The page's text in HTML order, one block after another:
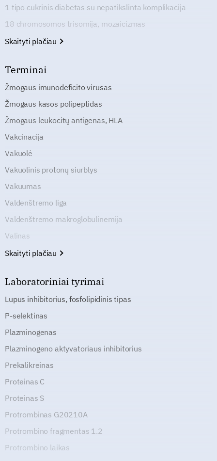
1 tipo cukrinis diabetas su nepatikslinta komplikacija
18 chromosomos trisomija, mozaicizmas
Skaityti plačiau
Terminai
Žmogaus imunodeficito virusas
Žmogaus kasos polipeptidas
Žmogaus leukocitų antigenas, HLA
Vakcinacija
Vakuolė
Vakuolinis protonų siurblys
Vakuumas
Valdenštremo liga
Valdenštremo makroglobulinemija
Valinas
Skaityti plačiau
Laboratoriniai tyrimai
Lupus inhibitorius, fosfolipidinis tipas
P-selektinas
Plazminogenas
Plazminogeno aktyvatoriaus inhibitorius
Prekalikreinas
Proteinas C
Proteinas S
Protrombinas G20210A
Protrombino fragmentas 1.2
Protrombino laikas